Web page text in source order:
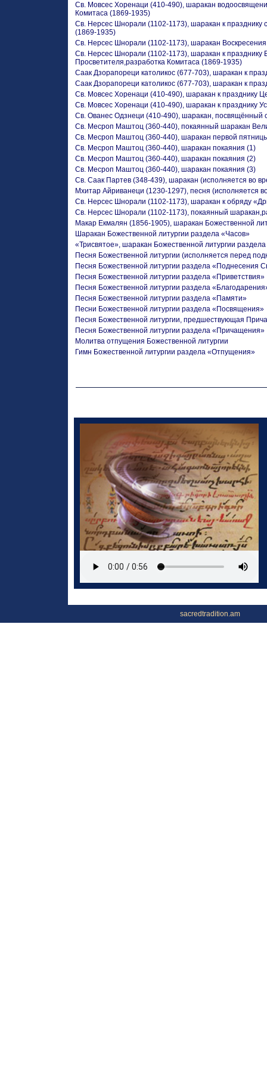
Св. Мовсес Хоренаци (410-490), шаракан
Комитаса (1869-1935)
Св. Нерсес Шнорали (1102-1173), шаракан к празднику
(1869-1935)
Св. Нерсес Шнорали (1102-1173), шаракан Воскресения
Св. Нерсес Шнорали (1102-1173), шаракан к празднику
Просветителя,разработка Комитаса (1869-1935)
Саак Дзорапореци католикос (677-703), шаракан к
Саак Дзорапореци католикос (677-703), шаракан к
Св. Мовсес Хоренаци (410-490), шаракан к празднику
Св. Мовсес Хоренаци (410-490), шаракан к празднику
Св. Ованес Одзнеци (410-490), шаракан, посвящённый
Св. Месроп Маштоц (360-440), покаянный шаракан
Св. Месроп Маштоц (360-440), шаракан первой
Св. Месроп Маштоц (360-440), шаракан покаяния (1)
Св. Месроп Маштоц (360-440), шаракан покаяния (2)
Св. Месроп Маштоц (360-440), шаракан покаяния (3)
Св. Саак Партев (348-439), шаракан (исполняется во
Мхитар Айриванеци (1230-1297), песня (исполняется
Св. Нерсес Шнорали (1102-1173), шаракан к обряду
Св. Нерсес Шнорали (1102-1173), покаянный
Макар Екмалян (1856-1905), шаракан Божественной
Шаракан Божественной литургии раздела «Часов»
«Трисвятое», шаракан Божественной литургии
Песня Божественной литургии (исполняется перед
Песня Божественной литургии раздела «Поднесения
Песня Божественной литургии раздела «Приветствия»
Песня Божественной литургии раздела
Песня Божественной литургии раздела «Памяти»
Песни Божественной литургии раздела «Посвящения»
Песня Божественной литургии, предшествующая
Песня Божественной литургии раздела «Причащения»
Молитва отпущения Божественной литургии
Гимн Божественной литургии раздела «Отпущения»
sacredtradition.am